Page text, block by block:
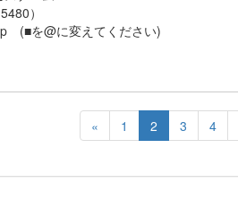
）
(■を@に変えてください)
« 1 2 3 4